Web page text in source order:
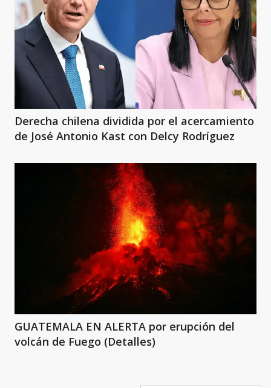
Derecha chilena dividida por el acercamiento
de José Antonio Kast con Delcy Rodríguez
GUATEMALA EN ALERTA por erupción del
volcán de Fuego (Detalles)